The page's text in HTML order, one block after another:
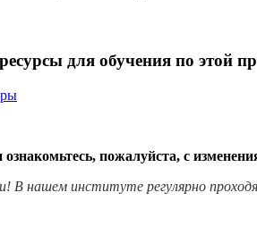
для обучения по этой
ознакомьтесь, пожалуйста, с
В нашем институте регулярно